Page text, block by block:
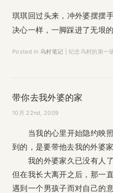
琪琪回过头来，冲外婆摆摆
决心一样，一脚踩进了无垠的
Posted in 乌村笔记 |纪念乌村的第一
带你去我外婆的家
10月 22nd, 2009
当我的心里开始隐约映照
到的，是要带他去我的外婆家
我的外婆家久已没有人了
但在我长大离开之后，那一
遇到一个男孩子而对自己的